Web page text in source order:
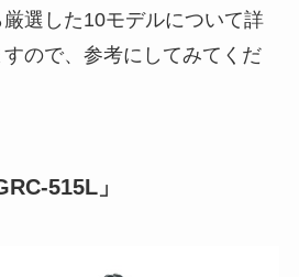
選した10モデルについて詳
ので、参考にしてみてくだ
515L」